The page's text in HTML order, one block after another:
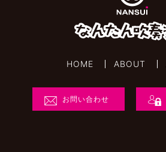
HOME ABOUT
お問い合わせ